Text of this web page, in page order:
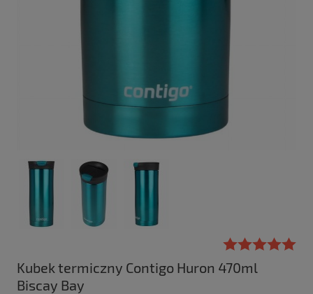
Kubek termiczny Contigo Huron 470ml
Biscay Bay